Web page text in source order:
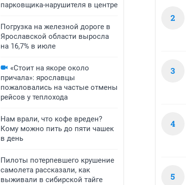
парковщика-нарушителя в центре
Погрузка на железной дороге в
Ярославской области выросла
на 16,7% в июле
«Стоит на якоре около
причала»: ярославцы
пожаловались на частые отмены
рейсов у теплохода
Нам врали, что кофе вреден?
Кому можно пить до пяти чашек
в день
Пилоты потерпевшего крушение
самолета рассказали, как
выживали в сибирской тайге
2
3
4
5